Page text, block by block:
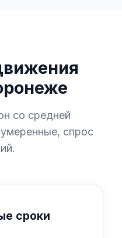
со средней
спрос
сроки